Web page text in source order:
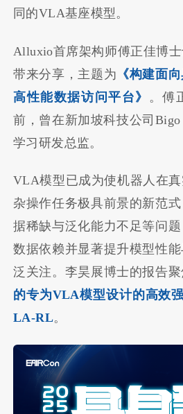
同的VLA基座模型。
Alluxio首席架构师傅正佳博
带来分享，主题为 《构建面
高性能数据访问平台》
。傅
前，曾在新加坡科技公司Bigo
学习研发总监。
VLA模型已成为使机器人在
杂操作任务极具前景的新范
据稀缺与泛化能力不足等问
数据依赖并显著提升模型性
泛关注。李昊展博士的报告
的专为VLA模型设计的高效
LA-RL。